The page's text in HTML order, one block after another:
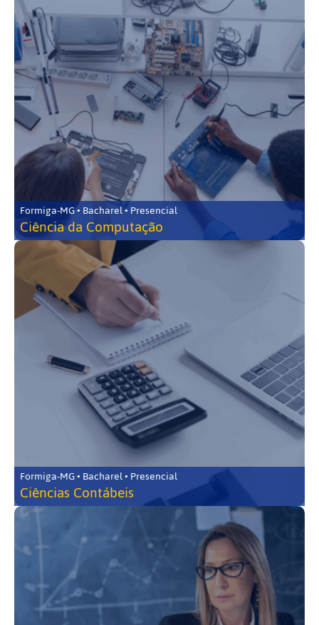
Formiga-MG • Bacharel • Presencial
Ciência da Computação
Formiga-MG • Bacharel • Presencial
Ciências Contábeis